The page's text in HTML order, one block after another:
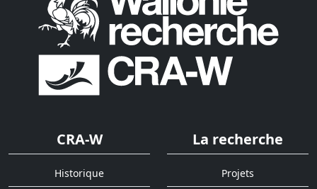
CRA-W
Historique
La recherche
Projets